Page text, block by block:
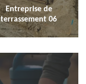
Entreprise de
terrassement 06